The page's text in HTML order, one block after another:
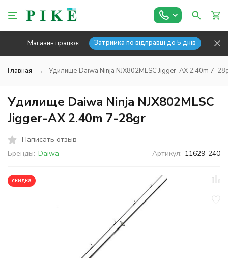
Магазин працює Затримка по відправці до 5 днів
Главная Удилище Daiwa Ninja NJX802MLSC Jigger-AX 2.40m 7-
Удилище Daiwa Ninja NJX802MLSC
Jigger-AX 2.40m 7-28gr
Написать отзыв
Бренды: Daiwa Артикул: 11629-240
скидка